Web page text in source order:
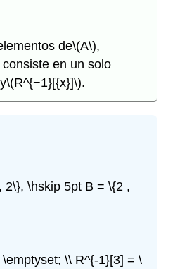
de\(A\),
consiste en un solo
y\(R^{−1}[{x}]\).
2\}, \hskip 5pt B = \{2 ,
\\ R^{-1}[3] = \